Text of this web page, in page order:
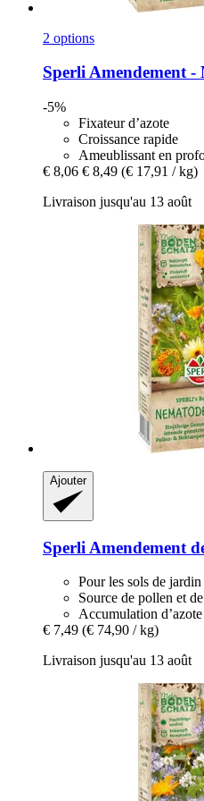
2 options
SperliAmendement -​
-5%
Fixateur d’azote
Croissance rapide
Ameublissant en
€ 8,06 € 8,49 (€ 17,91 / kg)
Livraison jusqu'au 13 août
Ajouter
Sperli Amendement
Pour les sols de
Source de pollen et
Accumulation d’azote
€ 7,49 (€ 74,90 / kg)
Livraison jusqu'au 13 août